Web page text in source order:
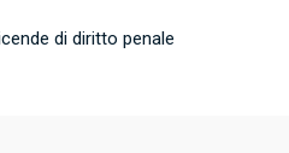
di diritto penale